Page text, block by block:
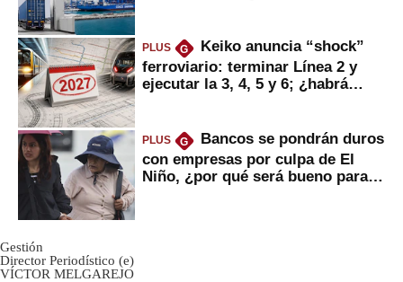
PLUS G
Keiko anuncia “shock”
ferroviario: terminar Línea 2 y
ejecutar la 3, 4, 5 y 6; ¿habrá
PLUS G
Bancos se pondrán duros
con empresas por culpa de El
Niño, ¿por qué será bueno para
Gestión
Director Periodístico (e)
VÍCTOR MELGAREJO